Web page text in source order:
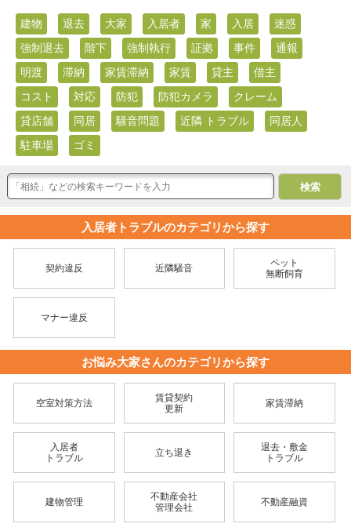
建物 退去 大家 入居者 家 入居
迷惑
強制退去
階下 強制執行 証拠 事件
通報
明渡
滞納 家賃滞納 家賃 貸主
借主
コスト
対応 防犯 防犯カメラ
クレーム
貸店舗
同居 騒音問題 近隣 トラブル
同居人
駐車場
ゴミ
入居者トラブルのカテゴリから探す
契約違反 近隣騒音
ペット
無断飼育
マナー違反
お悩み大家さんのカテゴリから探す
空室対策方法
賃貸契約
更新
家賃滞納
入居者
トラブル
立ち退き
退去・敷金
トラブル
建物管理
不動産会社
管理会社
不動産融資